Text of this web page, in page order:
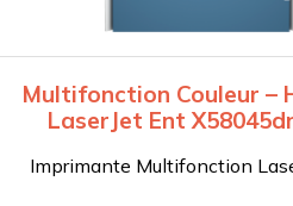
Multifonction Couleur –
LaserJet Ent
Imprimante Multifonction